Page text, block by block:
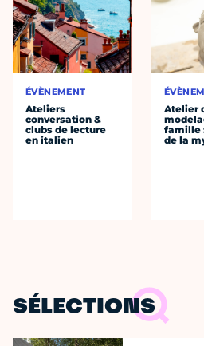
ÉVÈNEMENT
Ateliers
conversation &
clubs de lecture
en italien
Atelier
famille
de la
SÉLECTIONS